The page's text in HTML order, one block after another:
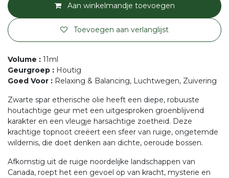
Aan winkelmandje toevoegen
Toevoegen aan verlanglijst
Volume : 11ml
Geurgroep : Houtig
Goed Voor : Relaxing & Balancing, Luchtwegen, Zuivering
Zwarte spar etherische olie heeft een diepe, robuuste
houtachtige geur met een uitgesproken groenblijvend
karakter en een vleugje harsachtige zoetheid. Deze
krachtige topnoot creëert een sfeer van ruige, ongetemde
wildernis, die doet denken aan dichte, oeroude bossen.
Afkomstig uit de ruige noordelijke landschappen van
Canada, roept het een gevoel op van kracht, mysterie en